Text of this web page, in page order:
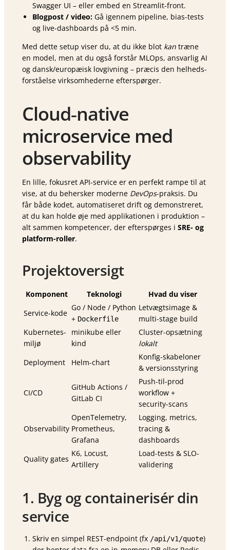
Swagger UI – eller embed en Streamlit-front.
Blogpost / video: Gå igennem pipeline, bias-tests
og live-dashboards på <5 min.
Med dette setup viser du, at du ikke blot kan træne
en model, men at du også forstår MLOps, ansvarlig AI
og dansk/europæisk lovgivning – præcis den helheds­
forståelse virksomhederne efterspørger.
Cloud‑native
microservice med
observability
En lille, fokusret API-service er en perfekt rampe til at
vise, at du behersker moderne DevOps-praksis. Du
får både kodet, automatiseret drift og demonstreret,
at du kan holde øje med applikationen i produktion –
alt sammen kompetencer, der efterspørges i SRE- og
platform-roller.
Projekt­oversigt
Komponent Teknologi
Hvad du viser
Service-kode
Go / Node / Python
+ Dockerfile
Letvægtsimage &
multi-stage build
Kubernetes-
miljø
minikube eller
kind
Cluster-opsætning
lokalt
Deployment
Helm-chart
Konfig-skabeloner
& versionsstyring
CI/CD
GitHub Actions /
GitLab CI
Push-til-prod
workflow +
security-scans
Observability
OpenTelemetry,
Prometheus,
Grafana
Logging, metrics,
tracing &
dashboards
Quality gates
K6, Locust,
Artillery
Load-tests & SLO-
validering
1. Byg og containerisér din
service
Skriv en simpel REST-endpoint (fx /api/v1/quote)